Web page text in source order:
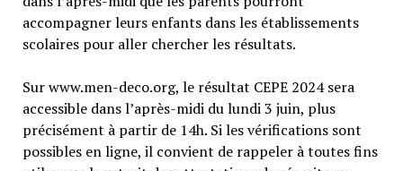
accompagner leurs enfants dans les établissements
scolaires pour aller chercher les résultats.
Sur www.men-deco.org, le résultat CEPE 2024 sera
accessible dans l’après-midi du lundi 3 juin, plus
précisément à partir de 14h. Si les vérifications sont
possibles en ligne, il convient de rappeler à toutes fins